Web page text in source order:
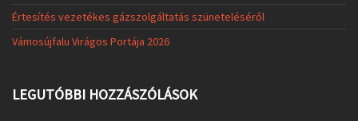
Értesítés vezetékes gázszolgáltatás szüneteléséről
Vámosújfalu Virágos Portája 2026
LEGUTÓBBI HOZZÁSZÓLÁSOK